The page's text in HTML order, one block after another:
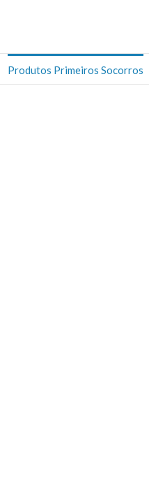
Produtos Primeiros Socorros